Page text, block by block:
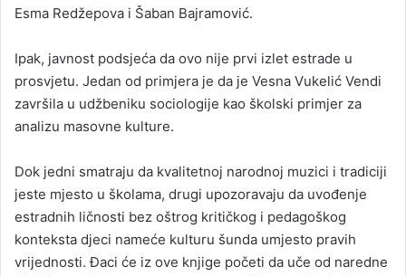
Esma Redžepova i Šaban Bajramović.
Ipak, javnost podsjeća da ovo nije prvi izlet estrade u
prosvjetu. Jedan od primjera je da je Vesna Vukelić Vendi
završila u udžbeniku sociologije kao školski primjer za
analizu masovne kulture.
Dok jedni smatraju da kvalitetnoj narodnoj muzici i tradiciji
jeste mjesto u školama, drugi upozoravaju da uvođenje
estradnih ličnosti bez oštrog kritičkog i pedagoškog
konteksta djeci nameće kulturu šunda umjesto pravih
vrijednosti. Đaci će iz ove knjige početi da uče od naredne